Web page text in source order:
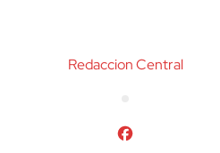
Redaccion Central